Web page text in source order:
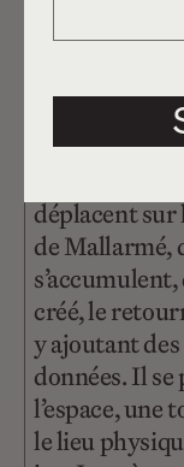
Dans la
vidéo. À mi-
sorte de
déplacent sur
de Mallarmé,
créé, le
y ajoutant des
données. Il
l’espace, une
le lieu